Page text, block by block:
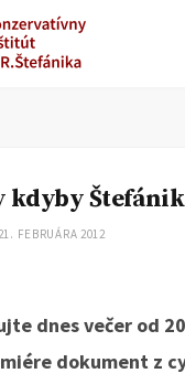
kdyby
FEBRUÁRA 2012
dnes večer od
dokument z